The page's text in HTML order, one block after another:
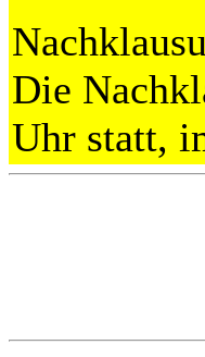
Die
Uhr statt,